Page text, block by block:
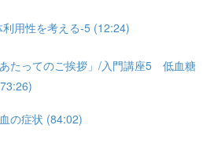
利用性を考える-5 (12:24)
あたってのご挨拶」/入門講座5 低血糖
の症状 (84:02)